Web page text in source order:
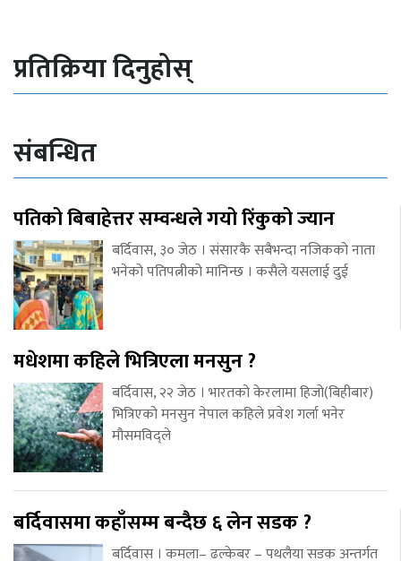
प्रतिक्रिया दिनुहोस्
संबन्धित
पतिको बिबाहेत्तर सम्वन्धले गयो रिंकुको ज्यान
बर्दिवास, ३० जेठ । संसारकै सबैभन्दा नजिकको नाता
भनेको पतिपत्नीको मानिन्छ । कसैले यसलाई दुई
मधेशमा कहिले भित्रिएला मनसुन ?
बर्दिवास, २२ जेठ । भारतको केरलामा हिजो(बिहीबार)
भित्रिएको मनसुन नेपाल कहिले प्रवेश गर्ला भनेर
मौसमविद्ले
बर्दिवासमा कहाँसम्म बन्दैछ ६ लेन सडक ?
बर्दिवास । कमला– ढल्केबर – पथलैया सडक अन्तर्गत